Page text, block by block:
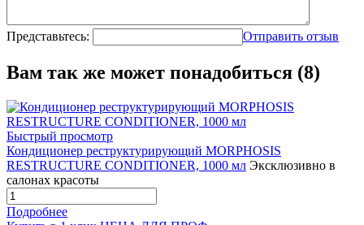
Представьтесь: Отправить отзыв
Вам так же может понадобиться (8)
Быстрый просмотр
Кондиционер реструктурирующий MORPHOSIS
RESTRUCTURE CONDITIONER, 1000 мл Эксклюзивно в
салонах красоты
Подробнее